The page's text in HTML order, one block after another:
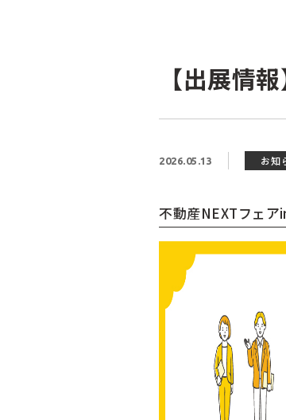
【出展情
2026.05.13 お知
不動産NEXTフェア